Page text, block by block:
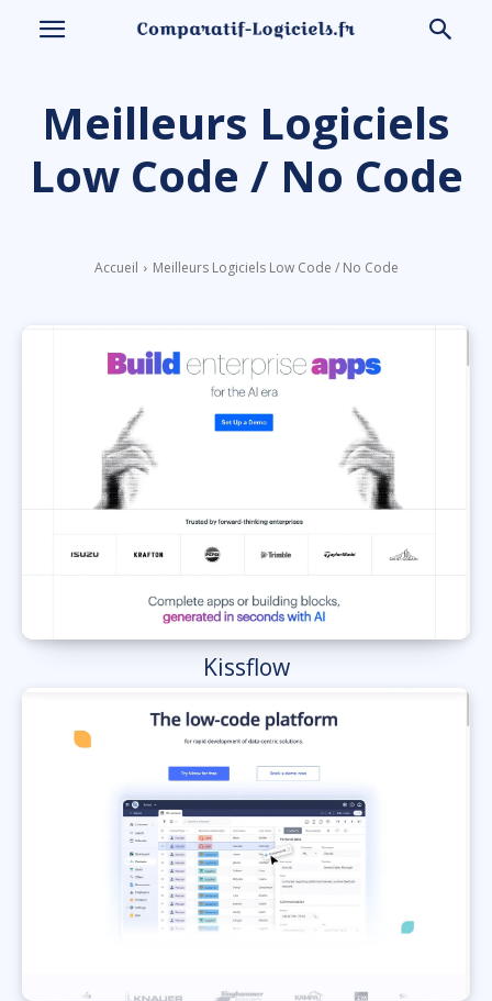
Meilleurs Logiciels
Low Code / No Code
Accueil Meilleurs Logiciels Low Code / No Code
Kissflow